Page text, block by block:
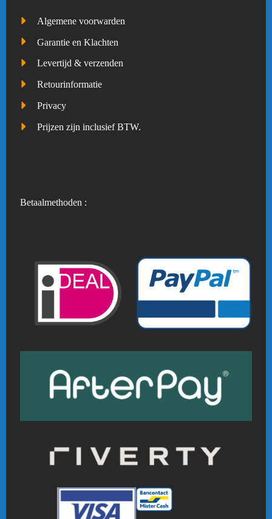
Algemene voorwarden
Garantie en Klachten
Levertijd & verzenden
Retourinformatie
Privacy
Prijzen zijn inclusief BTW.
Betaalmethoden :